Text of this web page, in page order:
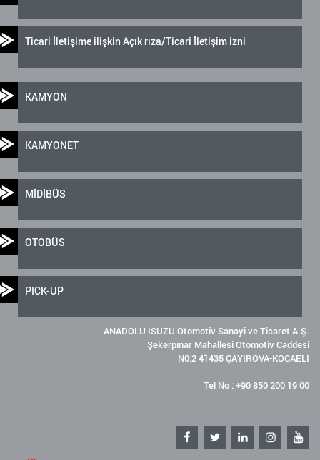
Ticari İletişime ilişkin Açık rıza/Ticari İletişim izni
KAMYON
KAMYONET
MİDİBÜS
OTOBÜS
PICK-UP
ANADOLU ISUZU Otomotiv Sanayi ve Ticaret A.Ş.
Şekerpınar Mahallesi Otomotiv Caddesi
N0:2 41435 ÇAYIROVA-KOCAELİ
Tel No : +90 850 200 19 00